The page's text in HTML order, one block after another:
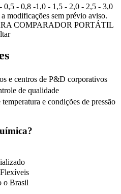
- 0,8 -1,0 - 1,5 - 2,0 - 2,5 - 3,0
modificações sem prévio aviso.
COMPARADOR PORTÁTIL
e centros de P&D corporativos
de qualidade
e condições de pressão
o Brasil